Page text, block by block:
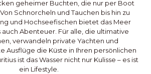
geheimer Buchten, die nur per Boot
Schnorcheln und Tauchen bis hin zu
und Hochseefischen bietet das Meer
auch Abenteuer. Für alle, die ultimative
verwandeln private Yachten und
Ausflüge die Küste in Ihren persönlichen
ist das Wasser nicht nur Kulisse – es ist
ein Lifestyle.